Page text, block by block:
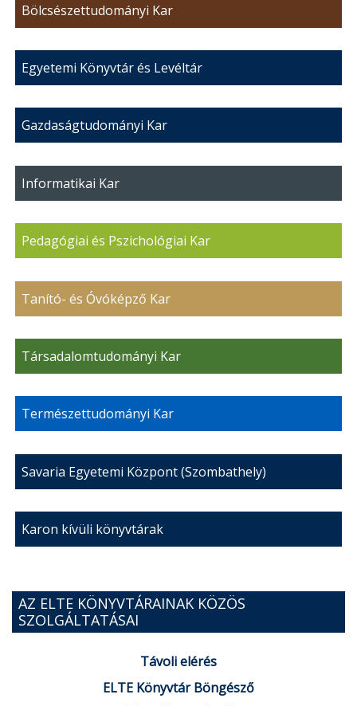
Bölcsészettudományi Kar
Egyetemi Könyvtár és Levéltár
Gazdaságtudományi Kar
Informatikai Kar
Pedagógiai és Pszichológiai Kar
Tanító- és Óvóképző Kar
Társadalomtudományi Kar
Természettudományi Kar
Savaria Egyetemi Központ (Szombathely)
Karon kívüli könyvtárak
AZ ELTE KÖNYVTÁRAINAK KÖZÖS
SZOLGÁLTATÁSAI
Távoli elérés
ELTE Könyvtár Böngésző